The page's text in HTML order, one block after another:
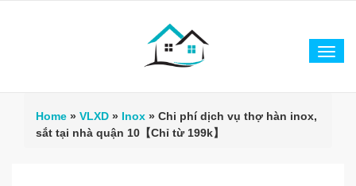
Home » VLXD » Inox » Chi phí dịch vụ thợ hàn inox,
sắt tại nhà quận 10【Chỉ từ 199k】